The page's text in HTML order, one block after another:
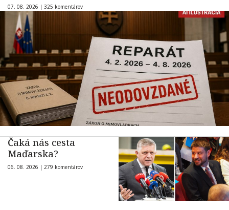
07. 08. 2026 | 325 komentárov
Čaká nás cesta
Maďarska?
06. 08. 2026 | 279 komentárov